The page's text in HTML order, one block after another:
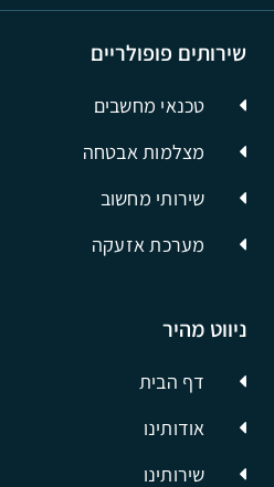
ניווט מהיר
דף הבית
אודותינו
שירותינו
שירותים פופולריים
טכנאי מחשבים
מצלמות אבטחה
שירותי מחשוב
מערכת אזעקה